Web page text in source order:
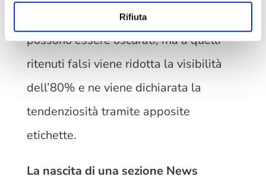
Rifiuta
filosofia per cui non tutti i contenuti
possono essere oscurati, ma a quelli
ritenuti falsi viene ridotta la visibilità
dell’80% e ne viene dichiarata la
tendenziosità tramite apposite
etichette.
La nascita di una sezione News